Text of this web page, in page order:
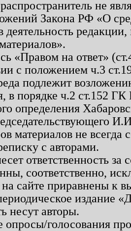
не
Закона РФ «О
деятельность
«Правом на ответ»
с положением ч.3
подлежит
в порядке ч.2 ст.152
определения
материалов не
с авторами.
ответственность
соответственно,
сайте приравнены к
издание
несут авторы.
голосования